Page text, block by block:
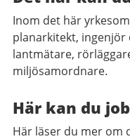
Inom det här
planarkitekt,
lantmätare,
miljösamordnare.
Här kan du
Här läser du mer om